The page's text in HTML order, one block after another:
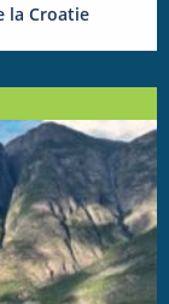
la Croatie